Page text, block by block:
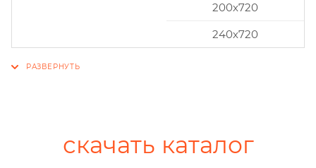
200х720
240х720
скачать каталог